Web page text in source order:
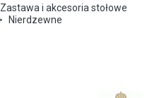
Zastawa i akcesoria stołowe
Nierdzewne